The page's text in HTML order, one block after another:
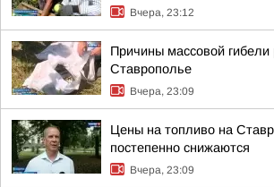
Вчера, 23:12
Причины массовой
Ставрополье
Вчера, 23:09
Цены на топливо на
постепенно снижаются
Вчера, 23:09